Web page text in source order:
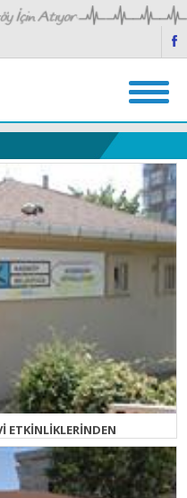
ETKİNLİKLERİNDEN